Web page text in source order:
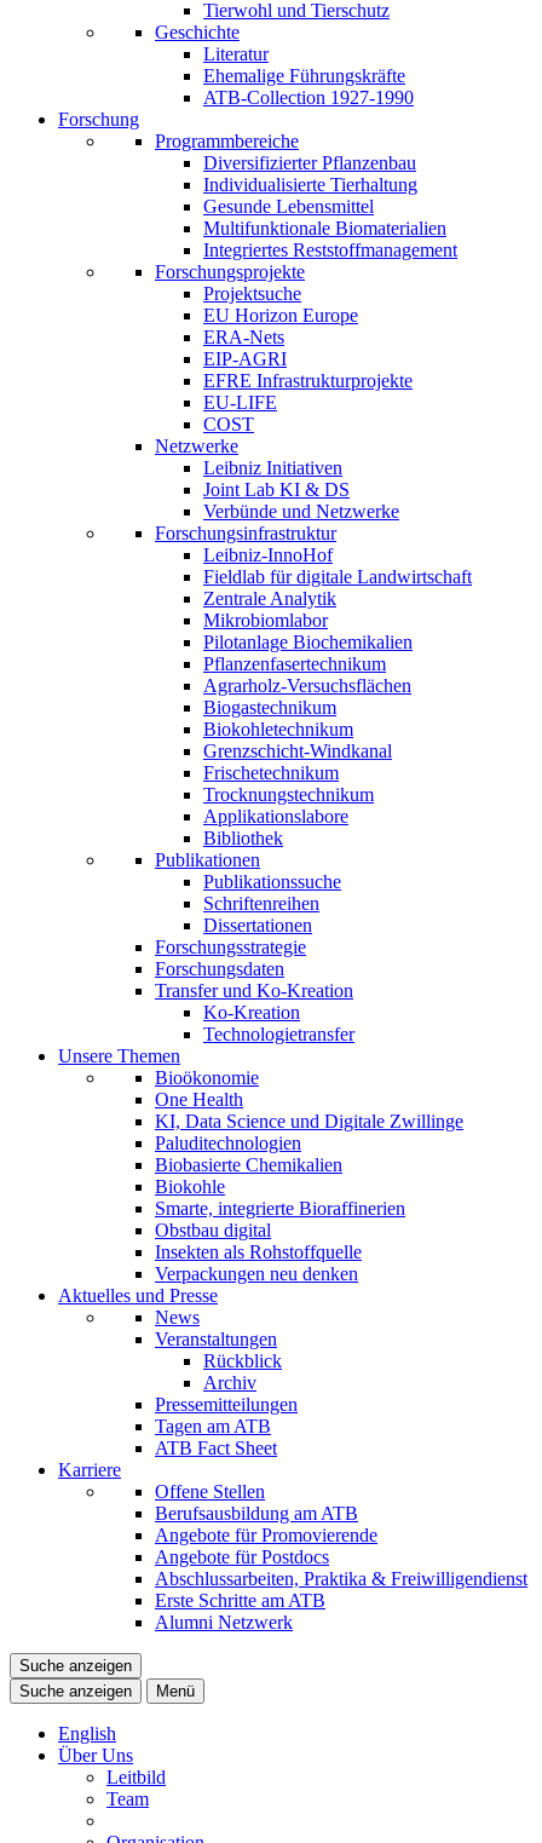
Tierwohl und Tierschutz
Geschichte
Literatur
Ehemalige Führungskräfte
ATB-Collection 1927-1990
Forschung
Programmbereiche
Diversifizierter Pflanzenbau
Individualisierte Tierhaltung
Gesunde Lebensmittel
Multifunktionale Biomaterialien
Integriertes Reststoffmanagement
Forschungsprojekte
Projektsuche
EU Horizon Europe
ERA-Nets
EIP-AGRI
EFRE Infrastrukturprojekte
EU-LIFE
COST
Netzwerke
Leibniz Initiativen
Joint Lab KI & DS
Verbünde und Netzwerke
Forschungsinfrastruktur
Leibniz-InnoHof
Fieldlab für digitale Landwirtschaft
Zentrale Analytik
Mikrobiomlabor
Pilotanlage Biochemikalien
Pflanzenfasertechnikum
Agrarholz-Versuchsflächen
Biogastechnikum
Biokohletechnikum
Grenzschicht-Windkanal
Frischetechnikum
Trocknungstechnikum
Applikationslabore
Bibliothek
Publikationen
Publikationssuche
Schriftenreihen
Dissertationen
Forschungsstrategie
Forschungsdaten
Transfer und Ko-Kreation
Ko-Kreation
Technologietransfer
Unsere Themen
Bioökonomie
One Health
KI, Data Science und Digitale Zwillinge
Paluditechnologien
Biobasierte Chemikalien
Biokohle
Smarte, integrierte Bioraffinerien
Obstbau digital
Insekten als Rohstoffquelle
Verpackungen neu denken
Aktuelles und Presse
News
Veranstaltungen
Rückblick
Archiv
Pressemitteilungen
Tagen am ATB
ATB Fact Sheet
Karriere
Offene Stellen
Berufsausbildung am ATB
Angebote für Promovierende
Angebote für Postdocs
Abschlussarbeiten, Praktika & Freiwilligendienst
Erste Schritte am ATB
Alumni Netzwerk
Suche anzeigen
Suche anzeigen
Menü
English
Über Uns
Leitbild
Team